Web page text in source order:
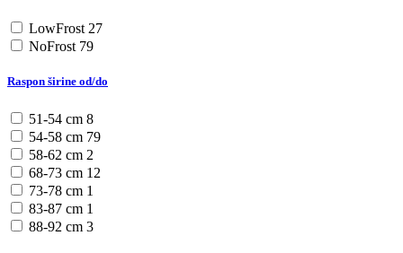
LowFrost 27
NoFrost 79
Raspon širine od/do
51-54 cm 8
54-58 cm 79
58-62 cm 2
68-73 cm 12
73-78 cm 1
83-87 cm 1
88-92 cm 3